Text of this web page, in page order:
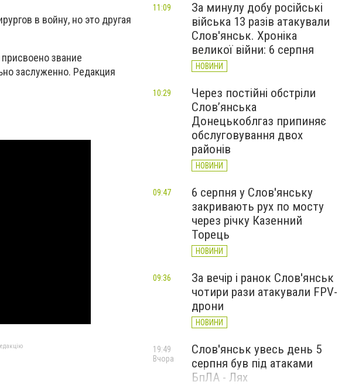
в войну, но это другая
звание
заслуженно. Редакция
За минулу добу російські
війська 13 разів атакували
Слов'янськ. Хроніка
великої війни: 6 серпня
НОВИНИ
11:09
Через постійні обстріли
Слов’янська
Донецькоблгаз припиняє
обслуговування двох
районів
НОВИНИ
10:29
6 серпня у Слов'янську
закривають рух по мосту
через річку Казенний
Торець
НОВИНИ
09:47
За вечір і ранок Слов'янськ
чотири рази атакували FPV-
дрони
НОВИНИ
09:36
Слов'янськ увесь день 5
серпня був під атаками
БпЛА - Лях
19:49
Вчора